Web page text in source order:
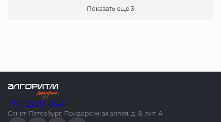
Показать еще 3
+7 (812) 214-04-94
Санкт-Петербург, Придорожная аллея, д. 8, лит. А